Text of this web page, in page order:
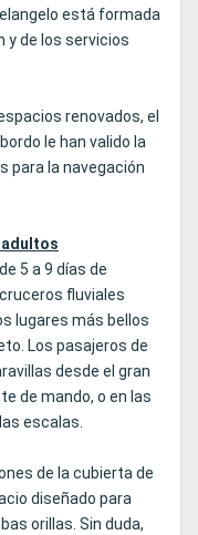
está formada
y de los servicios
renovados, el
le han valido la
para la navegación
5 a 9 días de
fluviales
lugares más bellos
Los pasajeros de
desde el gran
de mando, o en las
escalas.
de la cubierta de
diseñado para
orillas. Sin duda,